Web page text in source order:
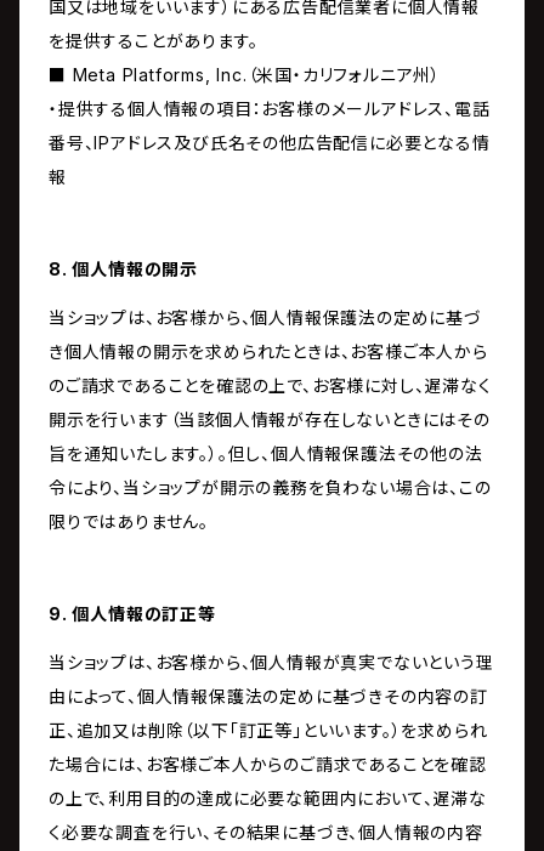
国又は地域をいいます）にある広告配信業者に個人情報
を提供することがあります。
■ Meta Platforms, Inc.（米国・カリフォルニア州）
・提供する個人情報の項目：お客様のメールアドレス、電話
番号、IPアドレス及び氏名その他広告配信に必要となる情
報
8. 個人情報の開示
当ショップは、お客様から、個人情報保護法の定めに基づ
き個人情報の開示を求められたときは、お客様ご本人から
のご請求であることを確認の上で、お客様に対し、遅滞なく
開示を行います（当該個人情報が存在しないときにはその
旨を通知いたします。）。但し、個人情報保護法その他の法
令により、当ショップが開示の義務を負わない場合は、この
限りではありません。
9. 個人情報の訂正等
当ショップは、お客様から、個人情報が真実でないという理
由によって、個人情報保護法の定めに基づきその内容の訂
正、追加又は削除（以下「訂正等」といいます。）を求められ
た場合には、お客様ご本人からのご請求であることを確認
の上で、利用目的の達成に必要な範囲内において、遅滞な
く必要な調査を行い、その結果に基づき、個人情報の内容